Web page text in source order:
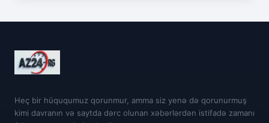
Heç bir hüququmuz qorunmur, amma siz yenə də qorunurmuş
kimi davranın və saytda dərc olunan xəbərlərdən istifadə zamanı